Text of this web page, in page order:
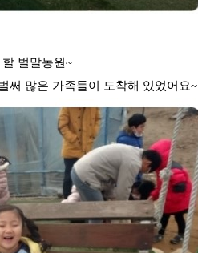
벌말농원~
써 많은 가족들이 도착해 있었어요~